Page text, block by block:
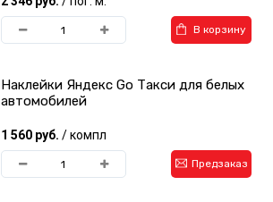
В корзину
Наклейки Яндекс Go Такси для белых
автомобилей
1 560 руб. / компл
Предзаказ